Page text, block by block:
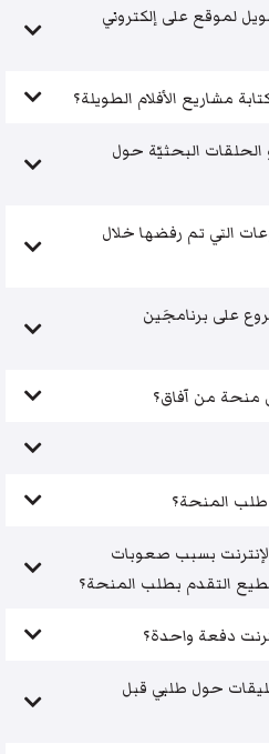
لموقع على إلكتروني
مشاريع الأفلام الطويلة؟
البحثيّة حول
التي تم رفضها خلال
على برنامجَين
من آفاق؟
المنحة؟
بسبب صعوبات
التقدم بطلب المنحة؟
دفعة واحدة؟
حول طلبي قبل